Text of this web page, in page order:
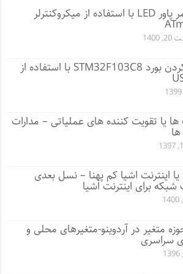
مدار دیمر پاور LED با استفاده از میکروکنترلر
1400
پروگرم کردن بورد STM32F103C8 با استفاده از
یا تقویت کننده های عملیاتی – مدارات
NB-IoT یا اینترنت اشیا کم پهنا – نسل بعدی
شبکه برای اینترنت اشیا
متغیر در آردوینو-متغیرهای محلی و
سراسری